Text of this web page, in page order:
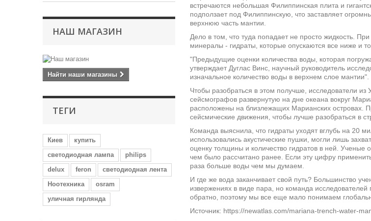
НАШ МАГАЗИН
Найти наши магазины
ТЕГИ
Киев
купить
светодиодная лампа
philips
delux
feron
светодиодная лента
Ноотехника
osram
уличная гирлянда
встречаются небольшая Филиппинская плита и
подползает под Филиппинскую, что заставляет
верхнюю часть мантии.
Дело в том, что туда попадает не просто жидкость.
минералы - гидраты, которые опускаются все ниже и
"Предыдущие оценки количества воды, которая
утверждает Дуглас Винс, научный руководитель
изначальное количество воды в верхнем слое мантии".
Чтобы разобраться в этом получше, исследователи из
сейсмографов развернутую на дне океана вокруг
расположены на близлежащих Марианских островах.
сейсмические движения, чтобы лучше разобраться в
Команда выяснила, что гидраты уходят вглубь на 20
использовались акустические пушки, могли лишь
оценку толщины и количество гидратов в ней.
чем было рассчитано ранее. Если эту цифру
раза больше воды чем мы думаем.
И где же вода заканчивает свой путь? Большинство
извержениях в виде пара, но команда
обратно, поэтому мы все еще мало понимаем
Источник: https://newatlas.com/mariana-trench-water-